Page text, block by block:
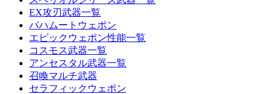
EX攻刃武器一覧
バハムートウェポン
エピックウェポン性能一覧
コスモス武器一覧
アンセスタル武器一覧
召喚マルチ武器
セラフィックウェポン